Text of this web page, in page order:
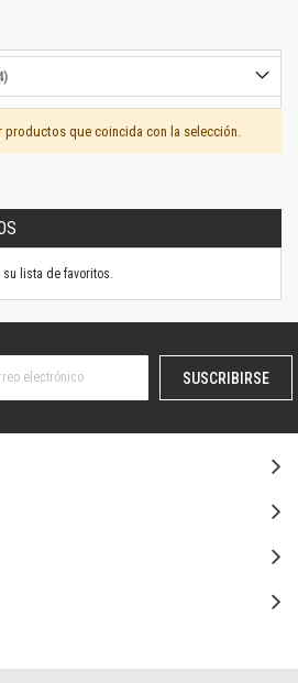
productos que coincida con la selección.
su lista de favoritos.
SUSCRIBIRSE